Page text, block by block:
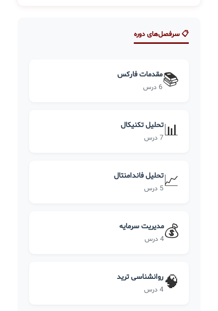
📋 سرفصل‌های دوره
📚مقدمات فارکس
6 درس
📊تحلیل تکنیکال
7 درس
📈تحلیل فاندامنتال
5 درس
💰مدیریت سرمایه
4 درس
🧠روانشناسی ترید
4 درس